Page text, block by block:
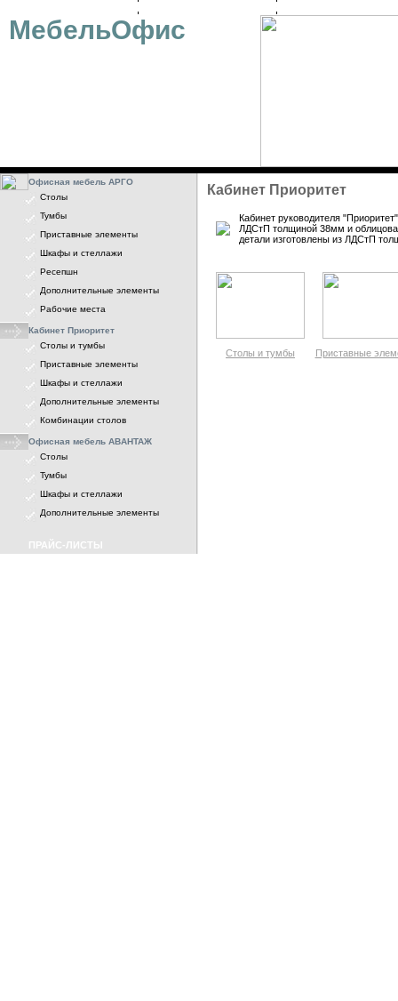
МебельОфис
Офисная мебель АРГО
Столы
Тумбы
Приставные элементы
Шкафы и стеллажи
Ресепшн
Дополнительные элементы
Рабочие места
Кабинет Приоритет
Столы и тумбы
Приставные элементы
Шкафы и стеллажи
Дополнительные элементы
Комбинации столов
Офисная мебель АВАНТАЖ
Столы
Тумбы
Шкафы и стеллажи
Дополнительные элементы
ПРАЙС-ЛИСТЫ
Кабинет Приоритет
Кабинет руководителя
ЛДСтП толщиной 38мм и
детали изготовлены из ЛДСтП
Столы и тумбы Приставные